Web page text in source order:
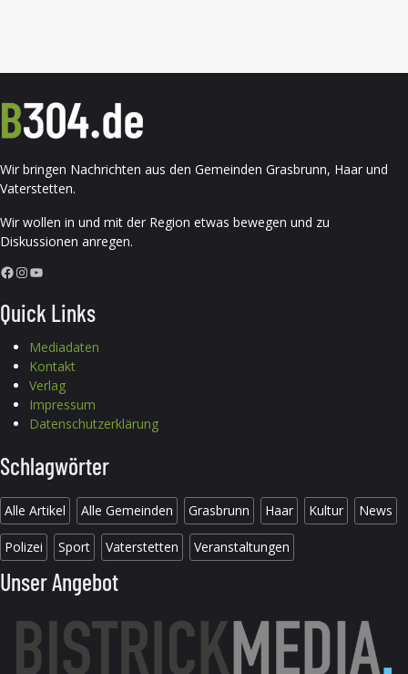
Wir bringen Nachrichten aus den Gemeinden Grasbrunn, Haar und
Vaterstetten.
Wir wollen in und mit der Region etwas bewegen und zu
Diskussionen anregen.
Facebook InstagramYouTube
Quick Links
Mediadaten
Kontakt
Verlag
Impressum
Datenschutzerklärung
Schlagwörter
Alle Artikel Alle Gemeinden Grasbrunn Haar Kultur News
Polizei Sport Vaterstetten Veranstaltungen
Unser Angebot